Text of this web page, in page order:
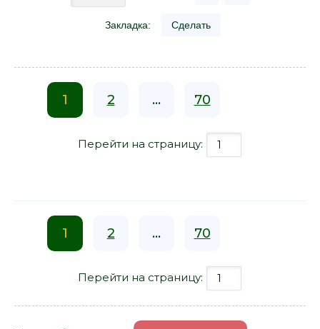
Закладка: Сделать
1 2 ... 70
Перейти на страницу:
1 2 ... 70
Перейти на страницу: